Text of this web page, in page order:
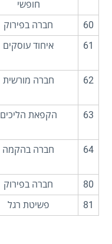
חופשי
60
חברה בפירוק
61
איחוד עוסקים
62
חברה מורשית
63
הקפאת הליכים
64
חברה בהקמה
80
חברה בפירוק
81
פשיטת רגל